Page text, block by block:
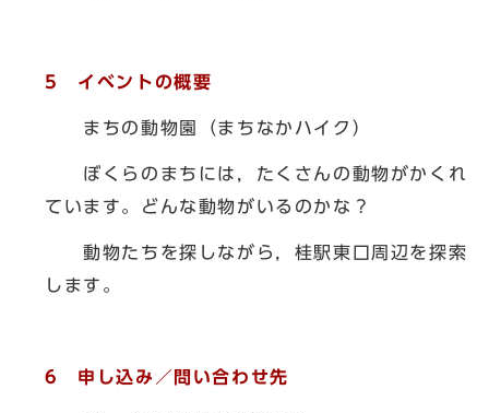
5 イベントの概要
まちの動物園（まちなかハイク）
ぼくらのまちには，たくさんの動物がかくれ
ています。どんな動物がいるのかな？
動物たちを探しながら，桂駅東口周辺を探索
します。
6 申し込み／問い合わせ先